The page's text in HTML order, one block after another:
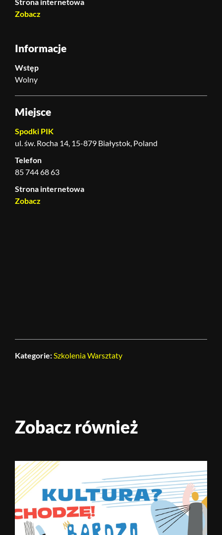
Zobacz
Informacje
Wstęp
Wolny
Miejsce
Spodki PIK
ul. św. Rocha 14, 15-879 Białystok, Poland
Telefon
85 744 68 63
Strona internetowa
Zobacz
Kategorie:SzkoleniaWarsztaty
Zobacz również